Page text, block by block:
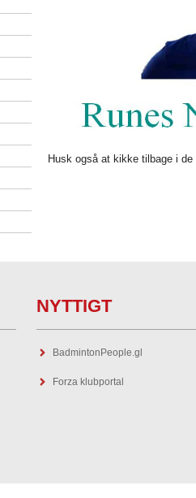
Husk også at kikke tilbage i
NYTTIGT
BadmintonPeople.gl
Forza klubportal